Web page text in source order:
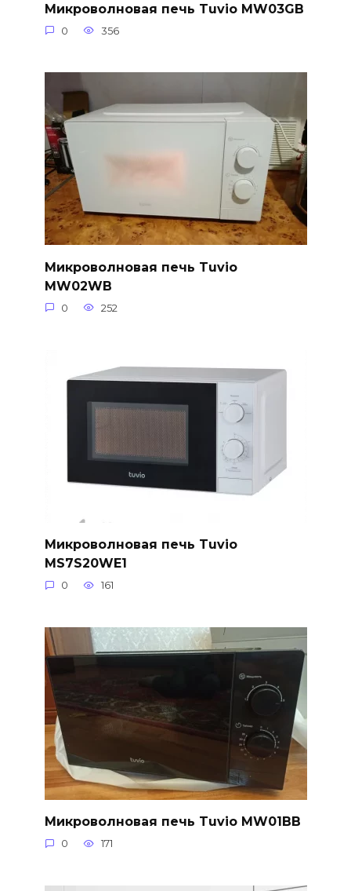
Микроволновая печь Tuvio MW03GB
0 356
Микроволновая печь Tuvio
MW02WB
0 252
Микроволновая печь Tuvio
MS7S20WE1
0 161
Микроволновая печь Tuvio MW01BB
0 171